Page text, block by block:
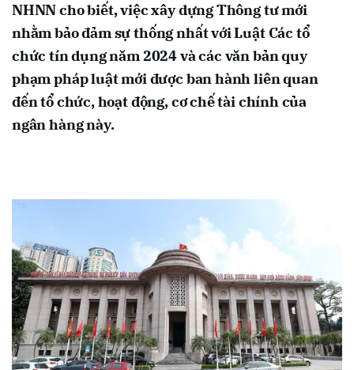
NHNN cho biết, việc xây dựng Thông tư mới
nhằm bảo đảm sự thống nhất với Luật Các tổ
chức tín dụng năm 2024 và các văn bản quy
phạm pháp luật mới được ban hành liên quan
đến tổ chức, hoạt động, cơ chế tài chính của
ngân hàng này.
Hủy